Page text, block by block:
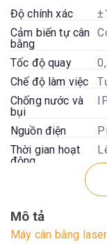
Độ chính xác
Cảm biến tự cân
bằng
Tốc độ quay
Chế độ làm việc
Chống nước và
bụi
Nguồn điện
Thời gian hoạt
động
Mô tả
Máy cân bằng laser